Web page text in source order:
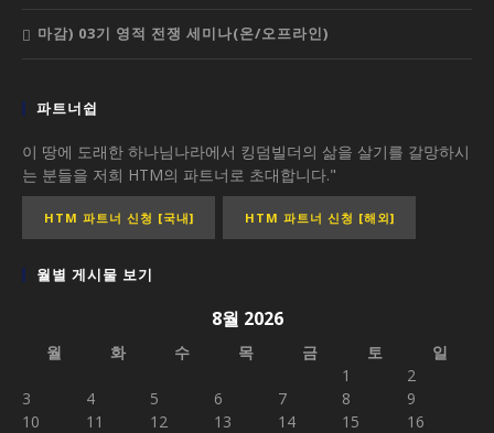
마감) 03기 영적 전쟁 세미나(온/오프라인)
파트너쉽
이 땅에 도래한 하나님나라에서 킹덤빌더의 삶을 살기를 갈망하시
는 분들을 저희 HTM의 파트너로 초대합니다."
HTM 파트너 신청 [국내] HTM 파트너 신청 [해외]
월별 게시물 보기
8월 2026
월 화 수 목 금 토
일
1
2
3
4 5 6 7 8
9
10
11 12 13 14 15 16